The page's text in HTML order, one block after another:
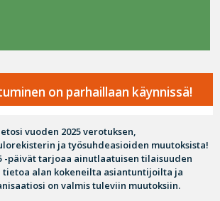
on parhaillaan käynnissä!
vuoden 2025 verotuksen,
ja työsuhdeasioiden muutoksista!
-päivät tarjoaa ainutlaatuisen tilaisuuden
tietoa alan kokeneilta asiantuntijoilta ja
on valmis tuleviin muutoksiin.